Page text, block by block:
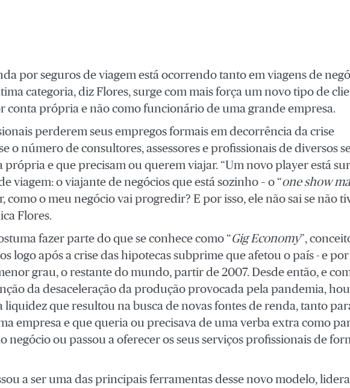
por seguros de viagem está ocorrendo tanto em viagens de
categoria, diz Flores, surge com mais força um novo tipo de
conta própria e não como funcionário de uma grande empresa.
perderem seus empregos formais em decorrência da crise
o número de consultores, assessores e profissionais de diversos
e que precisam ou querem viajar. “Um novo player está
viagem: o viajante de negócios que está sozinho – o “one show
como o meu negócio vai progredir? E por isso, ele não sai se não
Flores.
fazer parte do que se conhece como “Gig Economy”,
logo após a crise das hipotecas subprime que afetou o país - e por
grau, o restante do mundo, partir de 2007. Desde então, e
da desaceleração da produção provocada pela pandemia,
liquidez que resultou na busca de novas fontes de renda, tanto
empresa e que queria ou precisava de uma verba extra como
negócio ou passou a oferecer os seus serviços profissionais de
a ser uma das principais ferramentas desse novo modelo,